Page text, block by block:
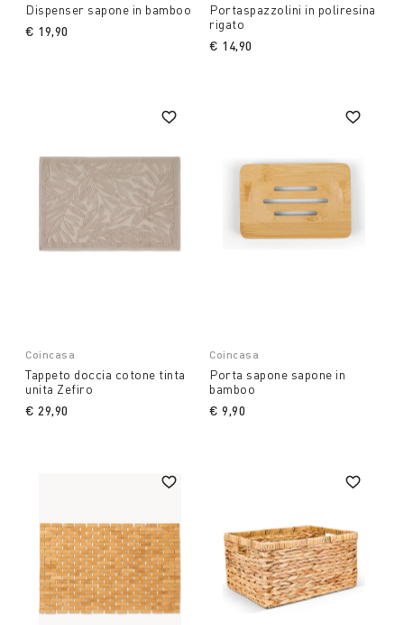
Dispenser sapone in bamboo
€ 19,90
Portaspazzolini in poliresina
rigato
€ 14,90
Coincasa
Tappeto doccia cotone tinta
unita Zefiro
€ 29,90
Coincasa
Porta sapone sapone in
bamboo
€ 9,90